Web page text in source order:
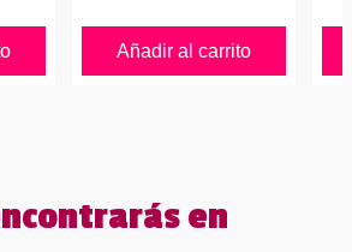
Añadir al carrito
en